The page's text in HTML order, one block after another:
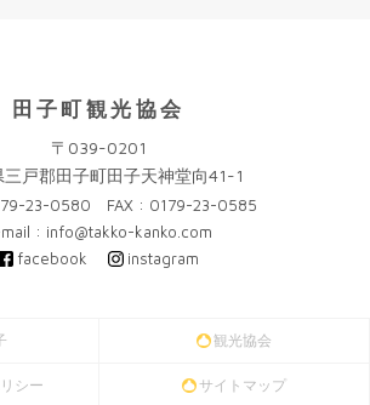
田子町観光協会
〒039-0201
三戸郡田子町田子天神堂向41-1
23-0580 FAX : 0179-23-0585
: info@takko-kanko.com
facebook
instagram
観光協会
シー サイトマップ